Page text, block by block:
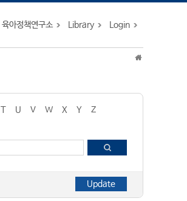
육아정책연구소 Library Login
T U V W X Y
Z